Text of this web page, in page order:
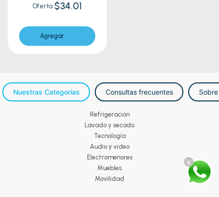
x
Oferta $34.01
Agregar
Nuestras Categorías Consultas frecuentes
Refrigeración
Lavado y secado
Tecnología
Audio y video
Electromenores
Muebles
Movilidad